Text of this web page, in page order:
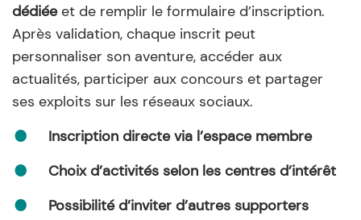
dédiéeet de remplir le formulaire d’inscription.
Après validation, chaque inscrit peut
personnaliser son aventure, accéder aux
actualités, participer aux concours et partager
ses exploits sur les réseaux sociaux.
Inscription directe via l’espace membre
Choix d’activités selon les centres d’intérêt
Possibilité d’inviter d’autres supporters